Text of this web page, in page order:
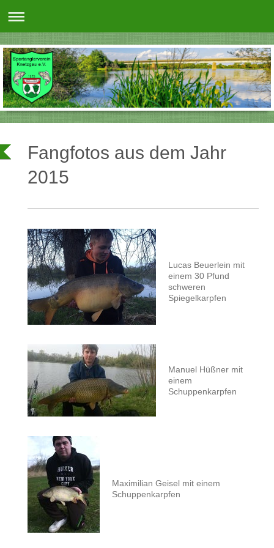
Fangfotos aus dem Jahr
2015
Lucas Beuerlein mit
einem 30 Pfund
schweren
Spiegelkarpfen
Manuel Hüßner mit
einem
Schuppenkarpfen
Maximilian Geisel mit einem
Schuppenkarpfen